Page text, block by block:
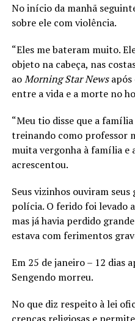
No início da manhã
sobre ele com violência.
“Eles me bateram muito.
objeto na cabeça, nas
aoMorning Star Newsapós
entre a vida e a morte no
“Meu tio disse que a
treinando como professor
muita vergonha à família e
acrescentou.
Seus vizinhos ouviram
polícia. O ferido foi levado
mas já havia perdido
estava com ferimentos
Em 25 de janeiro – 12 dias
Sengendo morreu.
No que diz respeito à lei